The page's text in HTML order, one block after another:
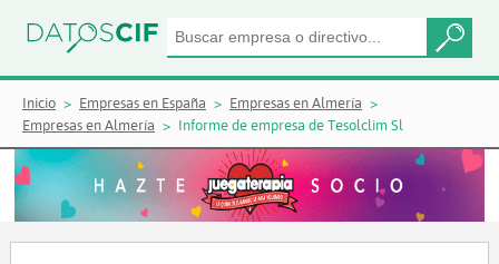
Inicio Empresas en España
Empresas en Almería
Empresas en Almería
Informe de empresa de Tesolclim Sl